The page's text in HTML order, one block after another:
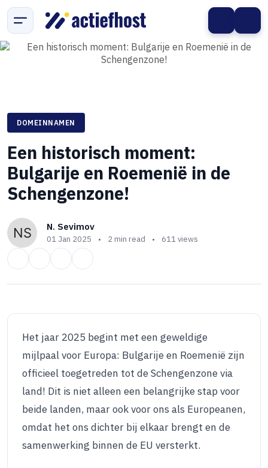
DOMEINNAMEN
Een historisch moment:
Bulgarije en Roemenië in de
Schengenzone!
N. Sevimov
01 Jan 2025 • 2 min read • 611 views
Het jaar 2025 begint met een geweldige
mijlpaal voor Europa: Bulgarije en Roemenië zijn
officieel toegetreden tot de Schengenzone via
land! Dit is niet alleen een belangrijke stap voor
beide landen, maar ook voor ons als Europeanen,
omdat het ons dichter bij elkaar brengt en de
samenwerking binnen de EU versterkt.